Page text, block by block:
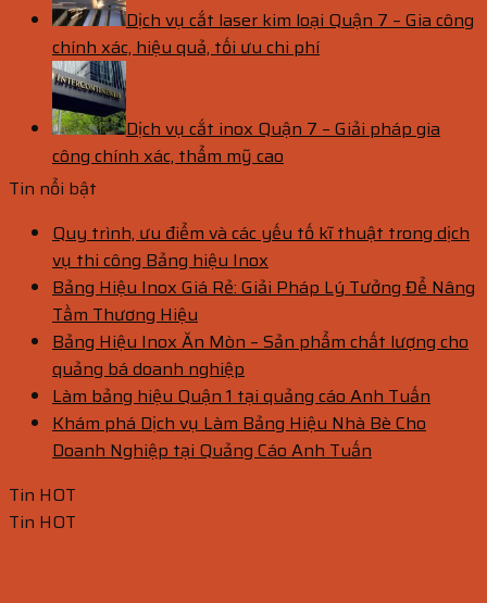
Dịch vụ cắt laser kim loại Quận 7 – Gia công
chính xác, hiệu quả, tối ưu chi phí
Dịch vụ cắt inox Quận 7 – Giải pháp gia
công chính xác, thẩm mỹ cao
Tin nổi bật
Quy trình, ưu điểm và các yếu tố kĩ thuật trong dịch
vụ thi công Bảng hiệu Inox
Bảng Hiệu Inox Giá Rẻ: Giải Pháp Lý Tưởng Để Nâng
Tầm Thương Hiệu
Bảng Hiệu Inox Ăn Mòn – Sản phẩm chất lượng cho
quảng bá doanh nghiệp
Làm bảng hiệu Quận 1 tại quảng cáo Anh Tuấn
Khám phá Dịch vụ Làm Bảng Hiệu Nhà Bè Cho
Doanh Nghiệp tại Quảng Cáo Anh Tuấn
Tin HOT
Tin HOT